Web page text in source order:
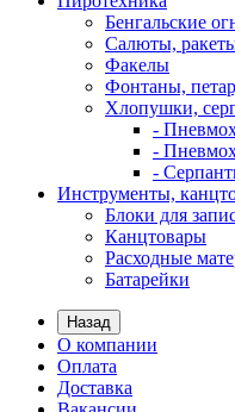
Бенгальские
Салюты,
Факелы
Фонтаны,
Хлопушки,
-
-
-
Инструменты,
Блоки для
Канцтовары
Расходные
Батарейки
Назад
О компании
Оплата
Доставка